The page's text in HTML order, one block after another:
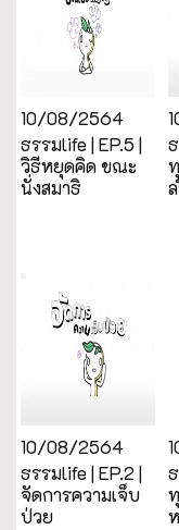
10/08/2564
ธรรมlife | EP.5 |
วิธีหยุดคิด ขณะ
นั่งสมาธิ
10/08/2564
ธรรมlife | EP.2 |
จัดการความเจ็บ
ป่วย